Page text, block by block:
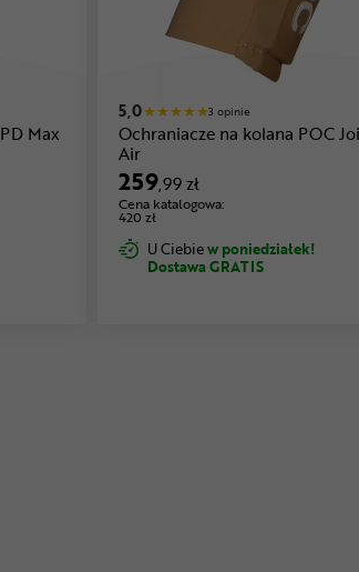
Max
5,0 3 opinie
Ochraniacze na kolana POC
Air
259,99 zł
Cena katalogowa:
420 zł
U Ciebiew poniedziałek!
Dostawa GRATIS